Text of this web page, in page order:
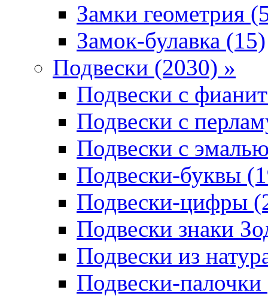
Замки геометрия
Замок-булавка (15)
Подвески (2030) »
Подвески с
Подвески с
Подвески с
Подвески-буквы
Подвески-цифры
Подвески знаки
Подвески из
Подвески-